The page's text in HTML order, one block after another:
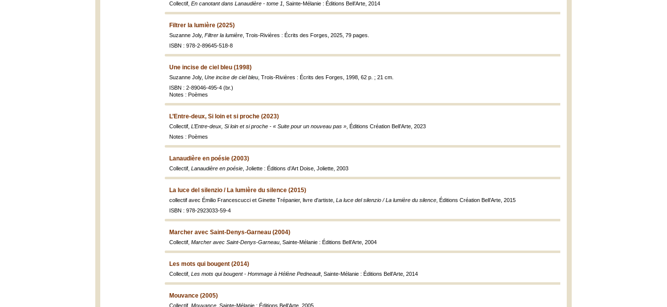
Collectif, En canotant dans Lanaudière - tome 1 , Sainte-Mélanie : Éditions Bell’Arte, 2014
Filtrer la lumière (2025)
Suzanne Joly, Filtrer la lumière , Trois-Rivières : Écrits des Forges, 2025, 79 pages.
ISBN : 978-2-89645-518-8
Une incise de ciel bleu (1998)
Suzanne Joly, Une incise de ciel bleu , Trois-Rivières : Écrits des Forges, 1998, 62 p. ; 21 cm.
ISBN : 2-89046-495-4 (br.)
Notes : Poèmes
L’Entre-deux, Si loin et si proche (2023)
Collectif, L’Entre-deux, Si loin et si proche - « Suite pour un nouveau pas » , Éditions Création Bell’Arte, 2023
Notes : Poèmes
Lanaudière en poésie (2003)
Collectif, Lanaudière en poésie , Joliette : Éditions d’Art Doise, Joliette, 2003
La luce del silenzio / La lumière du silence (2015)
collectif avec Émilio Francescucci et Ginette Trépanier, livre d'artiste, La luce del silenzio / La lumière du silence , Éditions Création Bell’Arte, 2015
ISBN : 978-2923033-59-4
Marcher avec Saint-Denys-Garneau (2004)
Collectif, Marcher avec Saint-Denys-Garneau , Sainte-Mélanie : Éditions Bell’Arte, 2004
Les mots qui bougent (2014)
Collectif, Les mots qui bougent - Hommage à Hélène Pedneault, Sainte-Mélanie : Éditions Bell’Arte, 2014
Mouvance (2005)
Collectif, Mouvance , Sainte-Mélanie : Éditions Bell’Arte, 2005